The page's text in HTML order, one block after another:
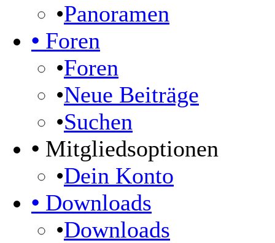
•Panoramen
• Foren
•Foren
•Neue Beiträge
•Suchen
• Mitgliedsoptionen
•Dein Konto
• Downloads
•Downloads